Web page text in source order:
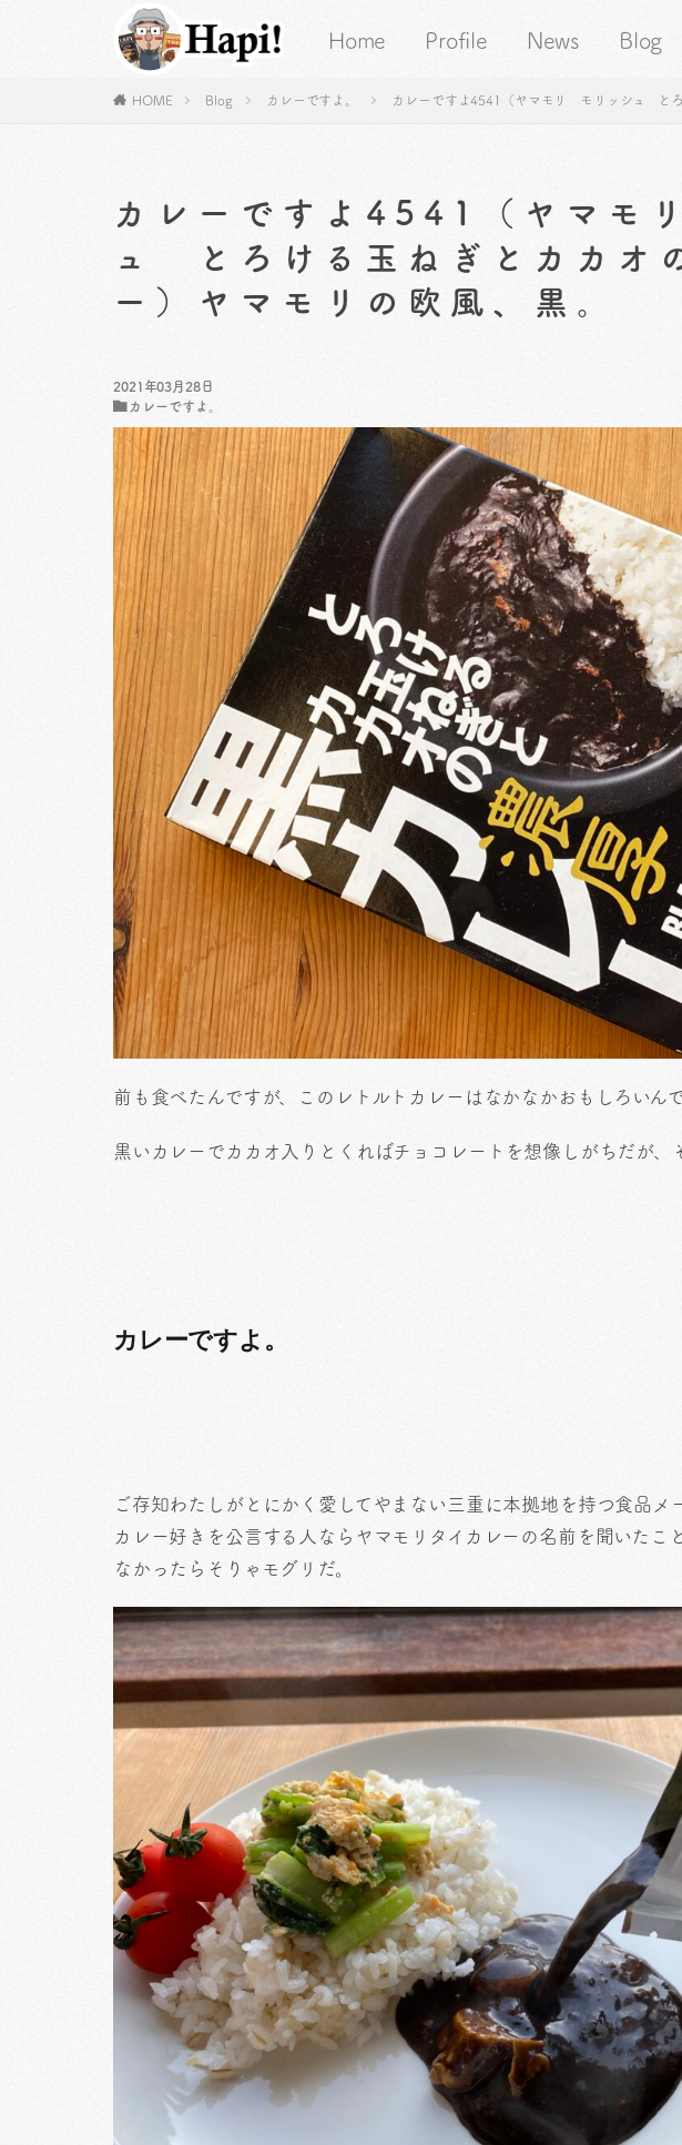
Home Profile News Blog
HOME Blog カレーですよ。 カレーですよ4541（ヤマモリ モリッシュ とろ
カレーですよ4541（ヤマモ
ュ とろける玉ねぎとカカオ
ー）ヤマモリの欧風、黒。
2021年03月28日
カレーですよ。
前も食べたんですが、このレトルトカレーはなかなかおもしろいんで
黒いカレーでカカオ入りとくればチョコレートを想像しがちだが、
カレーですよ。
ご存知わたしがとにかく愛してやまない三重に本拠地を持つ食品メ
カレー好きを公言する人ならヤマモリタイカレーの名前を聞いたこ
なかったらそりゃモグリだ。